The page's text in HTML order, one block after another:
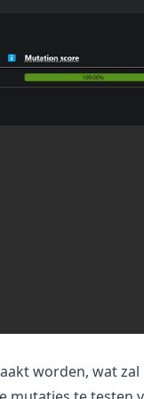
worden, wat